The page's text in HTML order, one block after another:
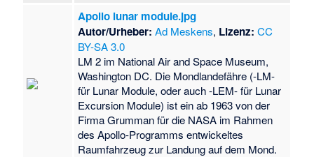
Apollo lunar module.jpg
Autor/Urheber: Ad Meskens, Lizenz: CC
BY-SA 3.0
LM 2 im National Air and Space Museum,
Washington DC. Die Mondlandefähre (-LM-
für Lunar Module, oder auch -LEM- für Lunar
Excursion Module) ist ein ab 1963 von der
Firma Grumman für die NASA im Rahmen
des Apollo-Programms entwickeltes
Raumfahrzeug zur Landung auf dem Mond.